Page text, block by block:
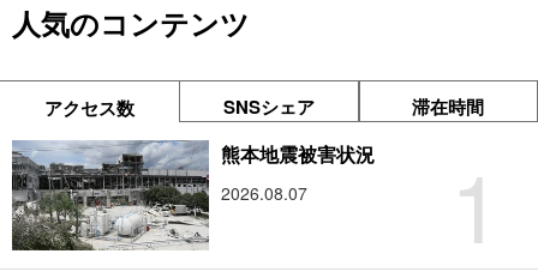
人気のコンテンツ
アクセス数 SNSシェア 滞在時間
1
熊本地震被害状況
2026.08.07